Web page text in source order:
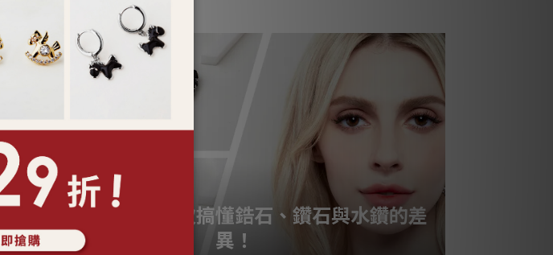
呢？讓 Lucy's 帶您輕鬆駕馭這個夏日的時尚風潮！ 腳鍊意義大揭密：位置藏好
運祕訣腳鍊的起源可以追溯至古埃及，當時的女性以腳鍊作為身分與社會地位
的象徵。貴族婦女配戴黃金與寶石製作而成的腳鍊，平民則使用較為簡單的金
屬與繩子。而在東亞文化中，戴腳鍊也有避邪、轉運的說法。腳鍊戴左腳：在
鋯石是什麼？一次搞懂鋯石、鑽石與水鑽的差
異！